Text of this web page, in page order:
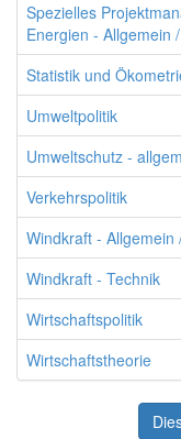
Spezielles
Energien - Allgemein
Statistik und
Umweltpolitik
Umweltschutz -
Verkehrspolitik
Windkraft - Allgemein
Windkraft - Technik
Wirtschaftspolitik
Wirtschaftstheorie